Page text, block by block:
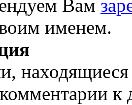
Вам
именем.
комментарии